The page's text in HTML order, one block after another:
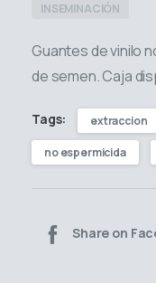
INSEMINACIÓN
Guantes de vinilo
de semen. Caja
Tags: extraccion
no espermicida
Share on